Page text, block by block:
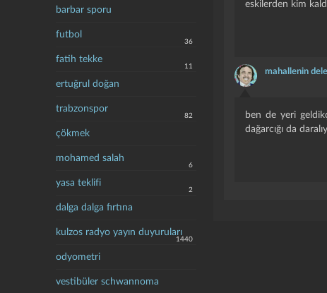
barbar sporu
futbol
36
fatih tekke
11
ertuğrul doğan
trabzonspor
82
çökmek
mohamed salah
6
yasa teklifi
2
dalga dalga fırtına
kulzos radyo yayın duyuruları
1440
odyometri
vestibüler schwannoma
eskilerden kim
mahallenin
ben de yeri
dağarcığı da